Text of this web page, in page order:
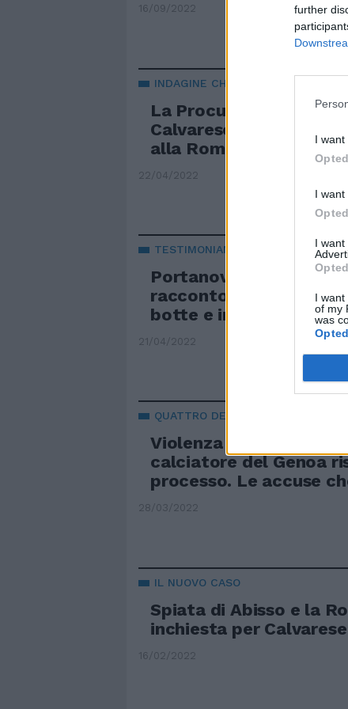
further
I want
I want
I
I
of my
was
16/09/2022
INDAGINE CHIUSA
La Procura Figc
Calvarese: nessuna
alla Roma
22/04/2022
TESTIMONIANZA
Portanova e la violenza
racconto choc della
botte e insulti"
21/04/2022
QUATTRO DENUNCIATI
Violenza sessuale di
calciatore del Genoa
processo. Le accuse
28/03/2022
IL NUOVO CASO
Spiata di Abisso e la
inchiesta per Calvarese
16/02/2022